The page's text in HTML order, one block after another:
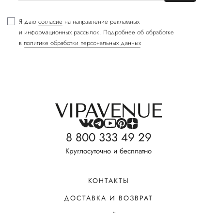
Я даю согласие на направление рекламных
и информационных рассылок. Подробнее об обработке
в политике обработки персональных данных
8 800 333 49 29
Круглосуточно и бесплатно
КОНТАКТЫ
ДОСТАВКА И ВОЗВРАТ